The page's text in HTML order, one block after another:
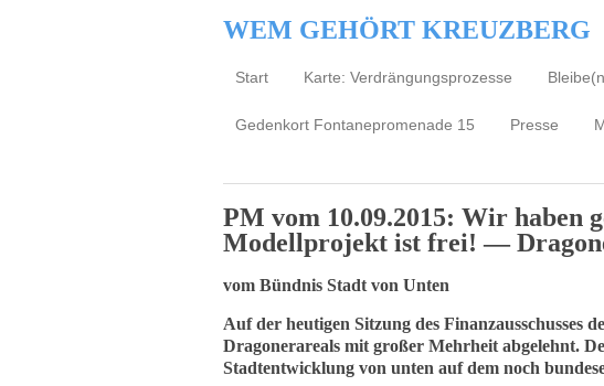
WEM GEHÖRT KREUZBERG
Start Karte: Verdrängungsprozesse
Gedenkort Fontanepromenade 15 Presse
PM vom 10.09.2015: Wir haben
Modellprojekt ist frei! —
vom Bündnis Stadt von Unten
Auf der heutigen Sitzung des Finanzausschusses
Dragonerareals mit großer Mehrheit abgelehnt.
Stadtentwicklung von unten auf dem noch